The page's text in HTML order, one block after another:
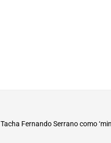
Tacha Fernando Serrano como